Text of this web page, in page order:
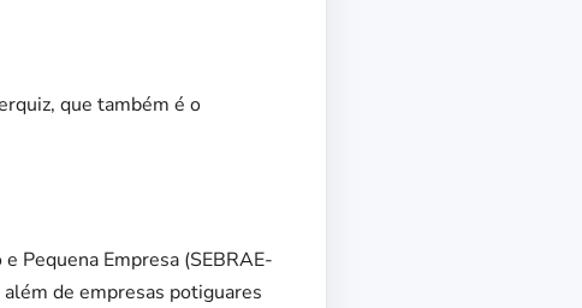
que também é o
Pequena Empresa (SEBRAE-
de empresas potiguares